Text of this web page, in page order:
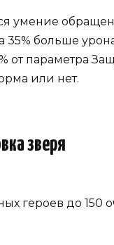
умение
35% больше
параметра
или нет.
зверя
героев до 150